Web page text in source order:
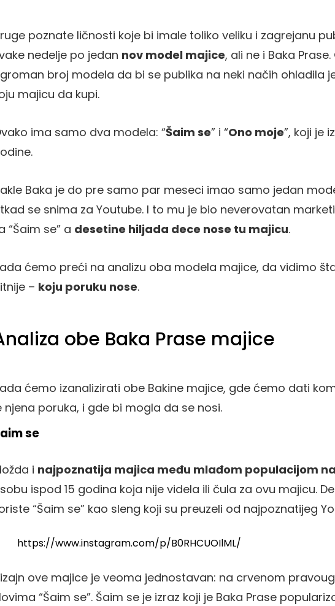
poznate ličnosti koje bi imale toliko veliku i zagrejanu
nedelje po jedan nov model majice, ali ne i Baka
broj modela da bi se publika na neki načih ohladila
majicu da kupi.
ima samo dva modela: “Šaim se” i “Ono moje”, koji je
Baka je do pre samo par meseci imao samo jedan
se snima za Youtube. I to mu je bio neverovatan
“Šaim se” a desetine hiljada dece nose tu majicu.
ćemo preći na analizu oba modela majice, da vidimo
– koju poruku nose.
obe Baka Prase majice
ćemo izanalizirati obe Bakine majice, gde ćemo dati
njena poruka, i gde bi mogla da se nosi.
se
i najpoznatija majica među mlađom populacijom
ispod 15 godina koja nije videla ili čula za ovu majicu.
“Šaim se” kao sleng koji su preuzeli od najpoznatijeg
https://www.instagram.com/p/B0RHCUOIlML/
ove majice je veoma jednostavan: na crvenom
“Šaim se”. Šaim se je izraz koji je Baka Prase